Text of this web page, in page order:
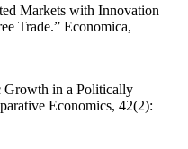
Markets with Innovation
Trade.” Economica,
Growth in a Politically
Economics, 42(2):